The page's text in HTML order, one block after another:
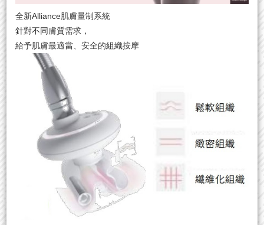
全新Alliance肌膚量制系統
針對不同膚質需求，
給予肌膚最適當、安全的組織按摩